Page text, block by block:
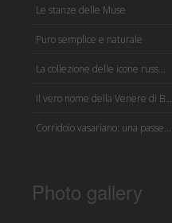
Le stanze delle Muse
Puro semplice e naturale
La collezione delle icone russ...
Il vero nome della Venere di B...
Corridoio vasariano: una passe...
Photo gallery